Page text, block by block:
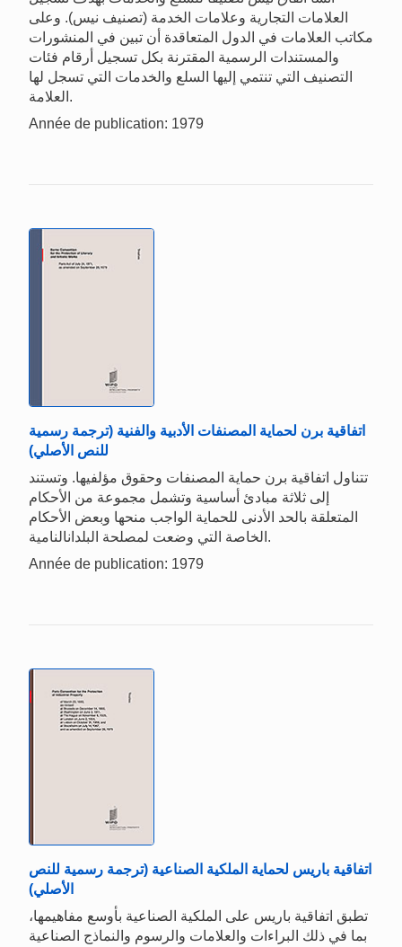
العلامات التجارية وعلامات الخدمة (تصنيف نيس). وعلى
مكاتب العلامات في الدول المتعاقدة أن تبين في المنشورات
والمستندات الرسمية المقترنة بكل تسجيل أرقام فئات
التصنيف التي تنتمي إليها السلع والخدمات التي تسجل لها
العلامة.
Année de publication: 1979
اتفاقية برن لحماية المصنفات الأدبية والفنية (ترجمة رسمية
للنص الأصلي)
تتناول اتفاقية برن حماية المصنفات وحقوق مؤلفيها. وتستند
إلى ثلاثة مبادئ أساسية وتشمل مجموعة من الأحكام
المتعلقة بالحد الأدنى للحماية الواجب منحها وبعض الأحكام
الخاصة التي وضعت لمصلحة البلدانالنامية.
Année de publication: 1979
اتفاقية باريس لحماية الملكية الصناعية (ترجمة رسمية للنص
الأصلي)
تطبق اتفاقية باريس على الملكية الصناعية بأوسع مفاهيمها،
بما في ذلك البراءات والعلامات والرسوم والنماذج الصناعية